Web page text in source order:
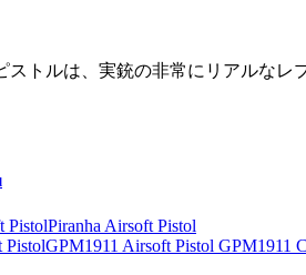
ストルは、実銃の非常にリアルな
PistolPiranha Airsoft Pistol
PistolGPM1911 Airsoft Pistol GPM1911